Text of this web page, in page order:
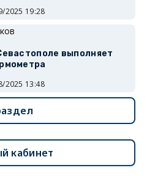
2025 19:28
выполняет
2025 13:48
кабинет